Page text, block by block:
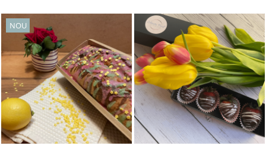
glasate
NOU